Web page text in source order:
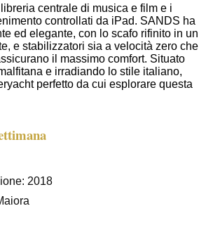
centrale di musica e film e i
controllati da iPad. SANDS ha
ed elegante, con lo scafo rifinito in un
e stabilizzatori sia a velocità zero che
il massimo comfort. Situato
e irradiando lo stile italiano,
perfetto da cui esplorare questa
2018